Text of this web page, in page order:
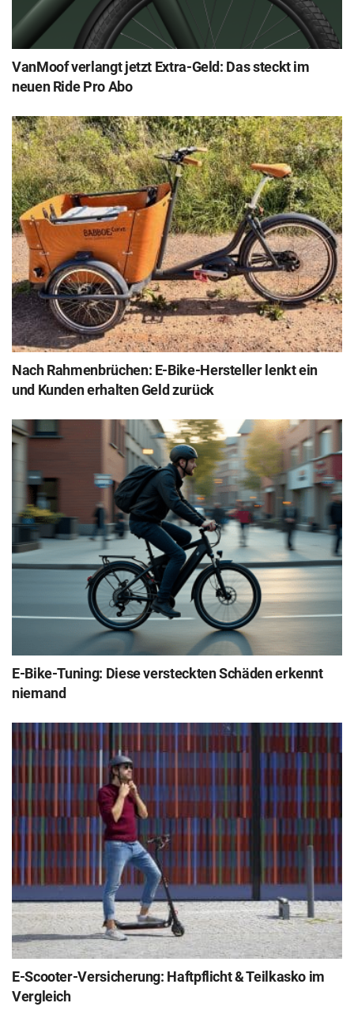
VanMoof verlangt jetzt Extra-Geld: Das steckt im
neuen Ride Pro Abo
Nach Rahmenbrüchen: E-Bike-Hersteller lenkt ein
und Kunden erhalten Geld zurück
E-Bike-Tuning: Diese versteckten Schäden erkennt
niemand
E-Scooter-Versicherung: Haftpflicht & Teilkasko im
Vergleich